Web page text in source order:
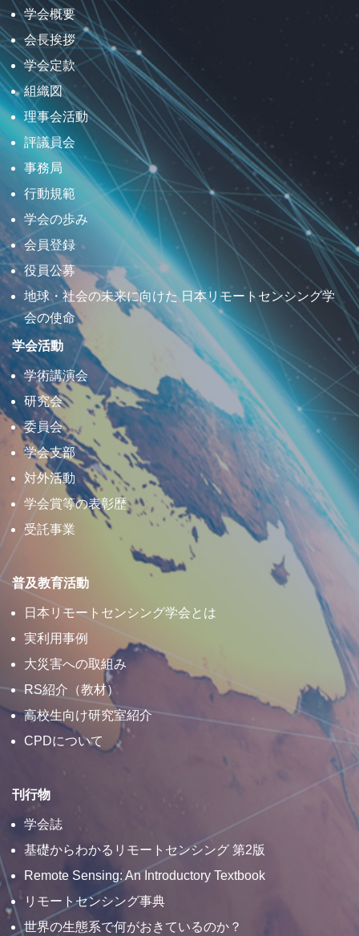
学会概要
会長挨拶
学会定款
組織図
理事会活動
評議員会
事務局
行動規範
学会の歩み
会員登録
役員公募
地球・社会の未来に向けた 日本リモートセンシング学
会の使命
学会活動
学術講演会
研究会
委員会
学会支部
対外活動
学会賞等の表彰歴
受託事業
普及教育活動
日本リモートセンシング学会とは
実利用事例
大災害への取組み
RS紹介（教材）
高校生向け研究室紹介
CPDについて
刊行物
学会誌
基礎からわかるリモートセンシング 第2版
Remote Sensing: An Introductory Textbook
リモートセンシング事典
世界の生態系で何がおきているのか？